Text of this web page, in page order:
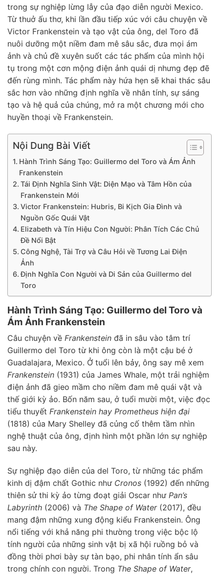
trong sự nghiệp lừng lẫy của đạo diễn người Mexico.
Từ thuở ấu thơ, khi lần đầu tiếp xúc với câu chuyện về
Victor Frankenstein và tạo vật của ông, del Toro đã
nuôi dưỡng một niềm đam mê sâu sắc, đưa mọi ám
ảnh và chủ đề xuyên suốt các tác phẩm của mình hội
tụ trong một cơn mộng điện ảnh quái dị nhưng đẹp đẽ
đến rùng mình. Tác phẩm này hứa hẹn sẽ khai thác sâu
sắc hơn vào những định nghĩa về nhân tính, sự sáng
tạo và hệ quả của chúng, mở ra một chương mới cho
huyền thoại về Frankenstein.
Nội Dung Bài Viết
Hành Trình Sáng Tạo: Guillermo del Toro và Ám Ảnh
Frankenstein
Tái Định Nghĩa Sinh Vật: Diện Mạo và Tâm Hồn của
Frankenstein Mới
Victor Frankenstein: Hubris, Bi Kịch Gia Đình và
Nguồn Gốc Quái Vật
Elizabeth và Tín Hiệu Con Người: Phân Tích Các Chủ
Đề Nổi Bật
Công Nghệ, Tài Trợ và Câu Hỏi về Tương Lai Điện
Ảnh
Định Nghĩa Con Người và Di Sản của Guillermo del
Toro
Hành Trình Sáng Tạo: Guillermo del Toro và
Ám Ảnh Frankenstein
Câu chuyện về Frankenstein đã in sâu vào tâm trí
Guillermo del Toro từ khi ông còn là một cậu bé ở
Guadalajara, Mexico. Ở tuổi lên bảy, ông say mê xem
Frankenstein (1931) của James Whale, một trải nghiệm
điện ảnh đã gieo mầm cho niềm đam mê quái vật và
thế giới kỳ ảo. Bốn năm sau, ở tuổi mười một, việc đọc
tiểu thuyết Frankenstein hay Prometheus hiện đại
(1818) của Mary Shelley đã củng cố thêm tầm nhìn
nghệ thuật của ông, định hình một phần lớn sự nghiệp
sau này.
Sự nghiệp đạo diễn của del Toro, từ những tác phẩm
kinh dị đậm chất Gothic như Cronos (1992) đến những
thiên sử thi kỳ ảo từng đoạt giải Oscar như Pan’s
Labyrinth (2006) và The Shape of Water(2017), đều
mang đậm những xung động kiểu Frankenstein. Ông
nổi tiếng với khả năng phi thường trong việc bộc lộ
tính người của những sinh vật bị xã hội ruồng bỏ và
đồng thời phơi bày sự tàn bạo, phi nhân tính ẩn sâu
trong chính con người. Trong The Shape of Water,